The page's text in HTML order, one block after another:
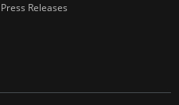
Press Releases